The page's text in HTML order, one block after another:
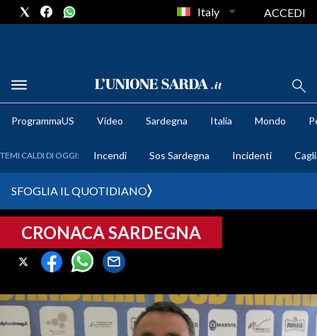
METEO
CRONACA SARDEGNA
CAGLIARI
SULCIS IGLESIENTE
MEDIO CAMPIDANO
Italy ACCEDI
ProgrammaUS Video Sardegna Italia Mondo
TEMI CALDI DI OGGI: Incendi Sos Sardegna Incidenti
SFOGLIA IL QUOTIDIANO
CRONACA SARDEGNA